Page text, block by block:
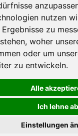
nutzen
Ergebnisse zu
woher
oder um
zu entwickeln.
Alle
Ich lehne ab
Einstellungen
того, чтобы Вы могли
Вы сможете узнать
Партнерам
Медиа
Facebook
Twitter
YouTube
Google+